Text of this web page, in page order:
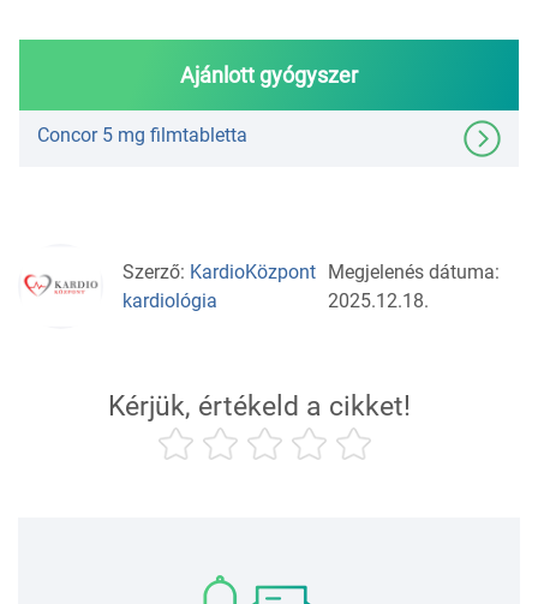
Ajánlott gyógyszer
Concor 5 mg filmtabletta
Szerző: KardioKözpont
kardiológia
Megjelenés dátuma:
2025.12.18.
Kérjük, értékeld a cikket!